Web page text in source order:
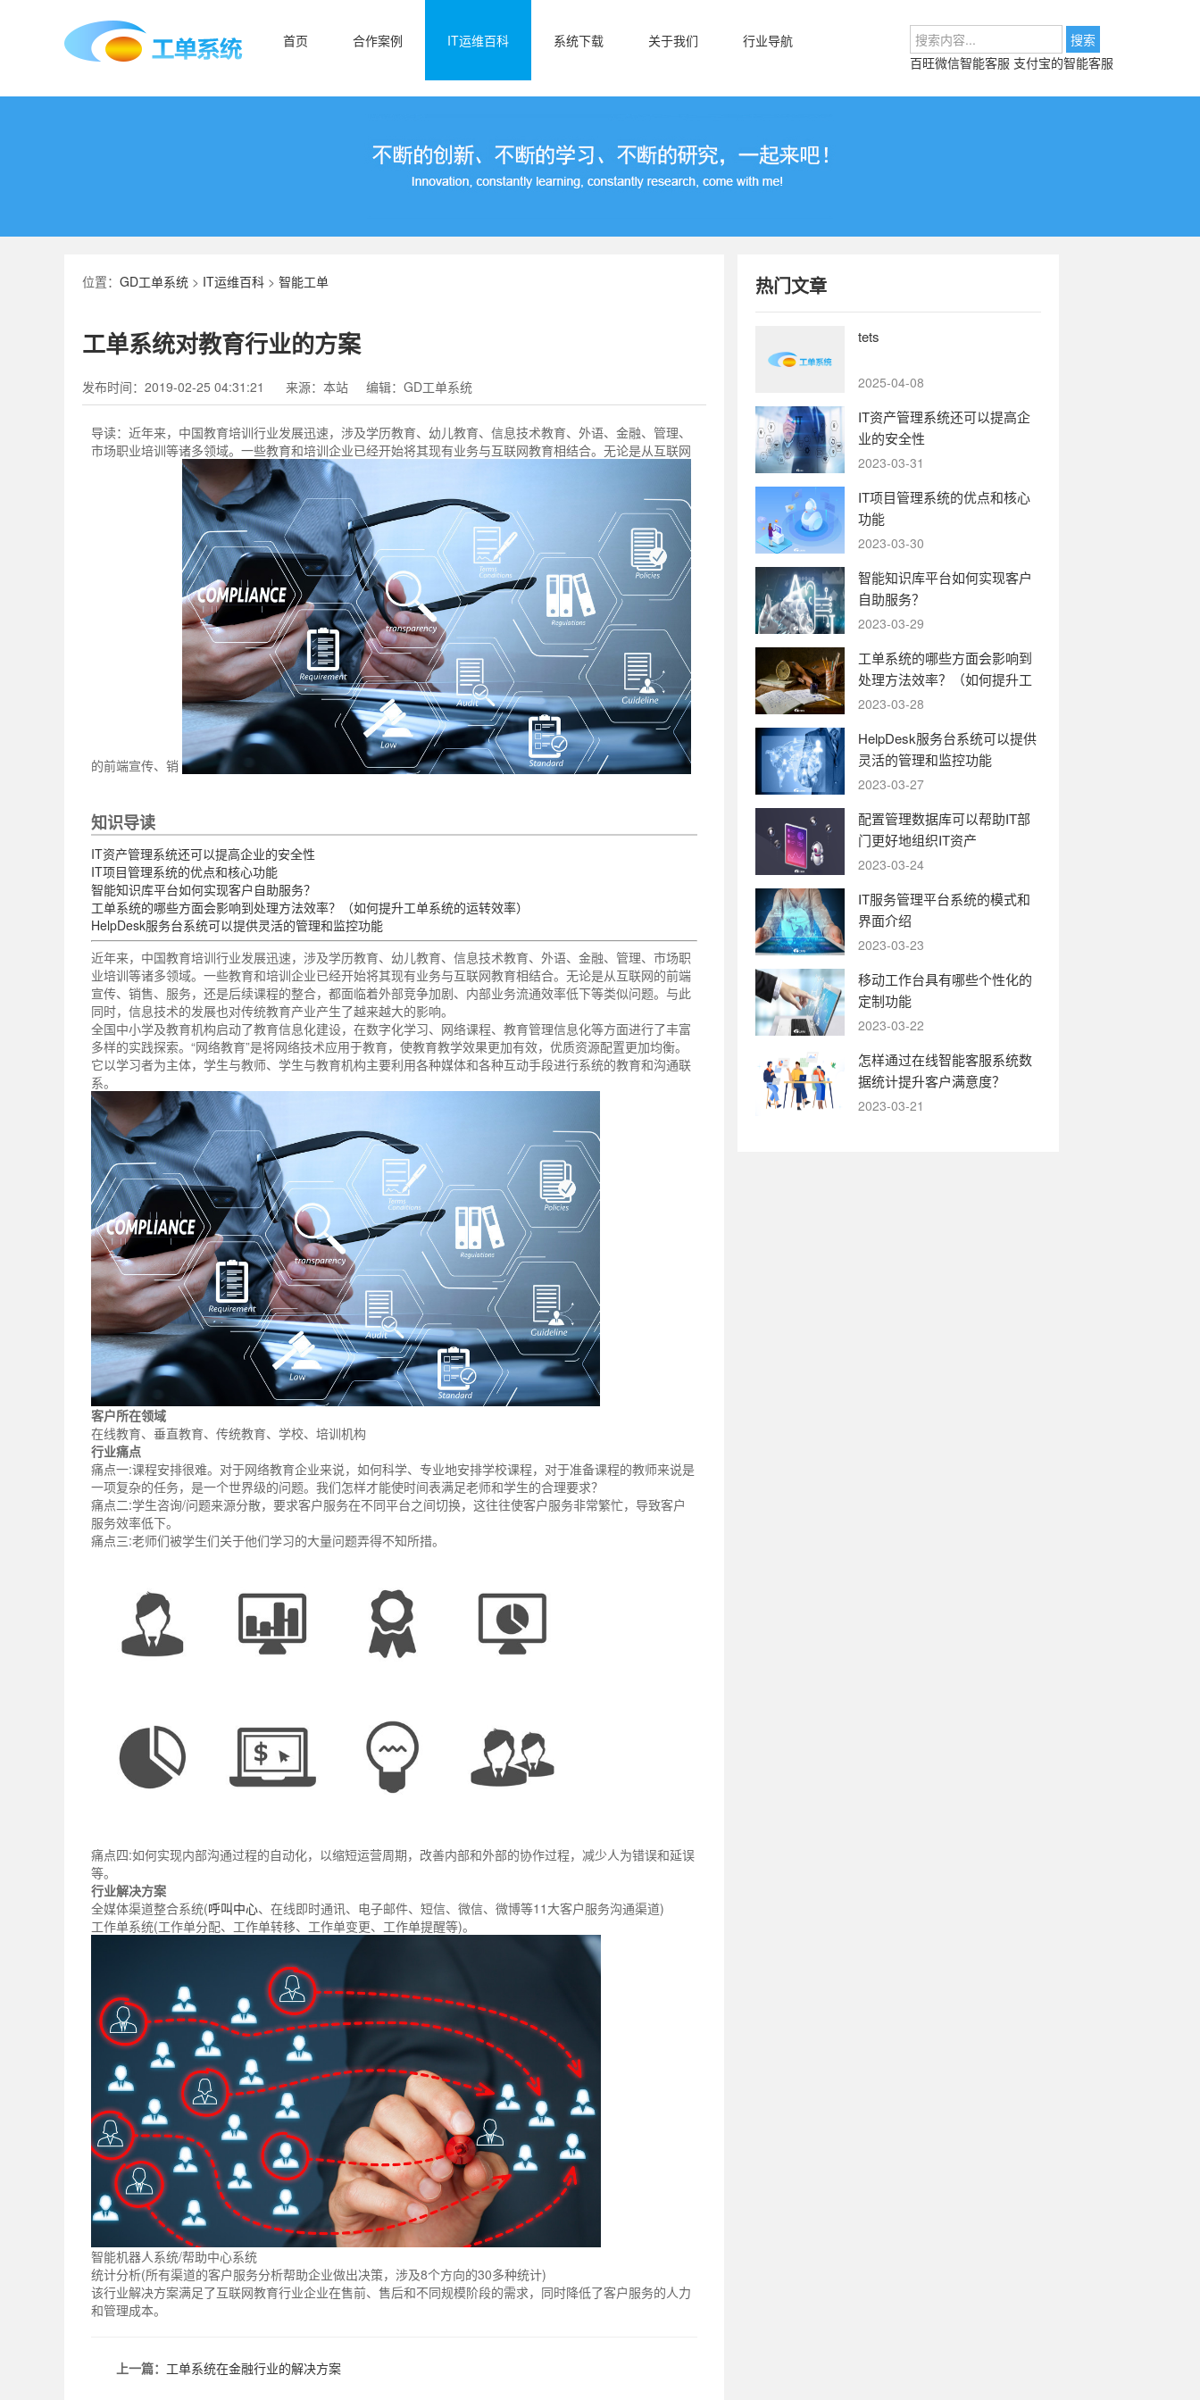
首页 合作案例 IT运维百科 系统下载 关于我们
行业导航
百旺微信智能客服 支付宝的智能客服
位置： GD工单系统 > IT运维百科 > 智能工单
工单系统对教育行业的方案
发布时间：2019-02-25 04:31:21 来源：本站 编辑：GD工单系统
导读： 近年来，中国教育培训行业发展迅速，涉及学历教育、幼儿教育、信息技术教育、外语、金融、管理、
市场职业培训等诸多领域。一些教育和培训企业已经开始将其现有业务与互联网教育相结合。无论是从互联网
的前端宣传、销
知识导读
IT资产管理系统还可以提高企业的安全性
IT项目管理系统的优点和核心功能
智能知识库平台如何实现客户自助服务？
工单系统的哪些方面会影响到处理方法效率？（如何提升工单系统的运转效率）
HelpDesk服务台系统可以提供灵活的管理和监控功能
近年来，中国教育培训行业发展迅速，涉及学历教育、幼儿教育、信息技术教育、外语、金融、管理、市场职
业培训等诸多领域。一些教育和培训企业已经开始将其现有业务与互联网教育相结合。无论是从互联网的前端
宣传、销售、服务，还是后续课程的整合，都面临着外部竞争加剧、内部业务流通效率低下等类似问题。与此
同时，信息技术的发展也对传统教育产业产生了越来越大的影响。
全国中小学及教育机构启动了教育信息化建设，在数字化学习、网络课程、教育管理信息化等方面进行了丰富
多样的实践探索。“网络教育”是将网络技术应用于教育，使教育教学效果更加有效，优质资源配置更加均衡。
它以学习者为主体，学生与教师、学生与教育机构主要利用各种媒体和各种互动手段进行系统的教育和沟通联
系。
客户所在领域
在线教育、垂直教育、传统教育、学校、培训机构
行业痛点
痛点一:课程安排很难。对于网络教育企业来说，如何科学、专业地安排学校课程，对于准备课程的教师来说是
一项复杂的任务，是一个世界级的问题。我们怎样才能使时间表满足老师和学生的合理要求？
痛点二:学生咨询/问题来源分散，要求客户服务在不同平台之间切换，这往往使客户服务非常繁忙，导致客户
服务效率低下。
痛点三:老师们被学生们关于他们学习的大量问题弄得不知所措。
痛点四:如何实现内部沟通过程的自动化，以缩短运营周期，改善内部和外部的协作过程，减少人为错误和延误
等。
行业解决方案
全媒体渠道整合系统(呼叫中心、在线即时通讯、电子邮件、短信、微信、微博等11大客户服务沟通渠道)
工作单系统(工作单分配、工作单转移、工作单变更、工作单提醒等)。
智能机器人系统/帮助中心系统
统计分析(所有渠道的客户服务分析帮助企业做出决策，涉及8个方向的30多种统计)
该行业解决方案满足了互联网教育行业企业在售前、售后和不同规模阶段的需求，同时降低了客户服务的人力
和管理成本。
上一篇： 工单系统在金融行业的解决方案
热门文章
tets
2025-04-08
IT资产管理系统还可以提高企
业的安全性
2023-03-31
IT项目管理系统的优点和核心
功能
2023-03-30
智能知识库平台如何实现客户
自助服务？
2023-03-29
工单系统的哪些方面会影响到
处理方法效率？（如何提升工
单系统的运转效率）
2023-03-28
HelpDesk服务台系统可以提供
灵活的管理和监控功能
2023-03-27
配置管理数据库可以帮助IT部
门更好地组织IT资产
2023-03-24
IT服务管理平台系统的模式和
界面介绍
2023-03-23
移动工作台具有哪些个性化的
定制功能
2023-03-22
怎样通过在线智能客服系统数
据统计提升客户满意度？
2023-03-21